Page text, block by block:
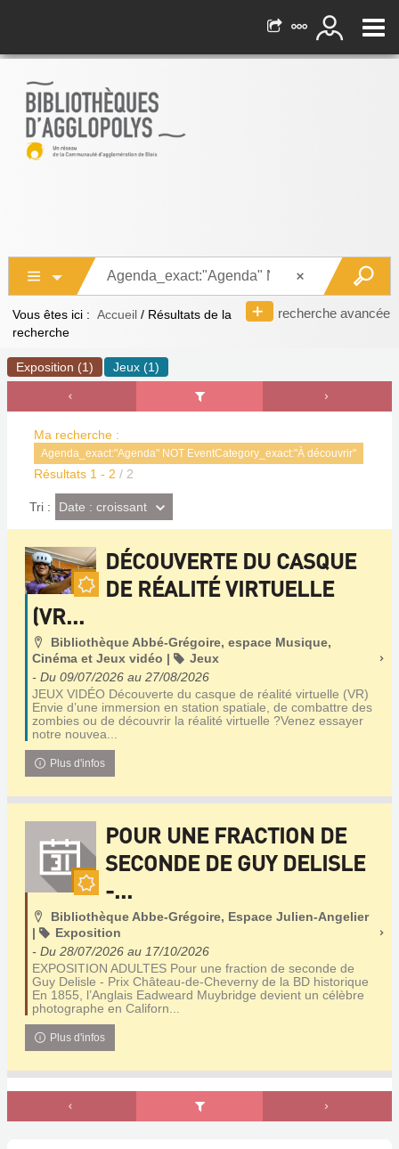
recherche avancée
Vous êtes ici : Accueil / Résultats de la
recherche
Exposition (1) Jeux (1)
Ma recherche :
Agenda_exact:"Agenda" NOT EventCategory_exact:"À découvrir"
Résultats 1 - 2 / 2
Tri : (Effet
imédiat)
Date : croissant
ce
moment!
DÉCOUVERTE DU CASQUE
DE RÉALITÉ VIRTUELLE
(VR...
Localisation
Bibliothèque Abbé-Grégoire, espace Musique,
Cinéma et Jeux vidéo | Catégorie
Jeux
- Du 09/07/2026 au 27/08/2026
JEUX VIDÉO Découverte du casque de réalité virtuelle (VR)
Envie d’une immersion en station spatiale, de combattre des
zombies ou de découvrir la réalité virtuelle ?Venez essayer
notre nouvea...
Plus d'infos
ce
moment!
POUR UNE FRACTION DE
SECONDE DE GUY DELISLE
-...
Localisation
Bibliothèque Abbe-Grégoire, Espace Julien-Angelier
|
Catégorie
Exposition
- Du 28/07/2026 au 17/10/2026
EXPOSITION ADULTES Pour une fraction de seconde de
Guy Delisle - Prix Château-de-Cheverny de la BD historique
En 1855, l’Anglais Eadweard Muybridge devient un célèbre
photographe en Californ...
Plus d'infos